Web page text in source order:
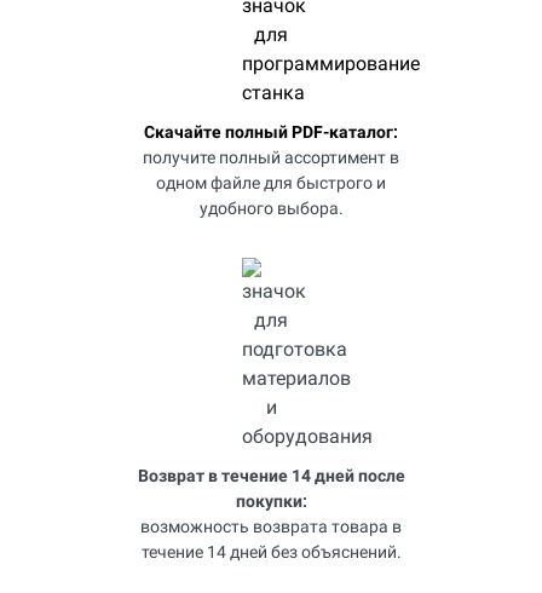
Скачайте полный PDF-каталог:
получите полный ассортимент в
одном файле для быстрого и
удобного выбора.
Возврат в течение 14 дней после
покупки:
возможность возврата товара в
течение 14 дней без объяснений.